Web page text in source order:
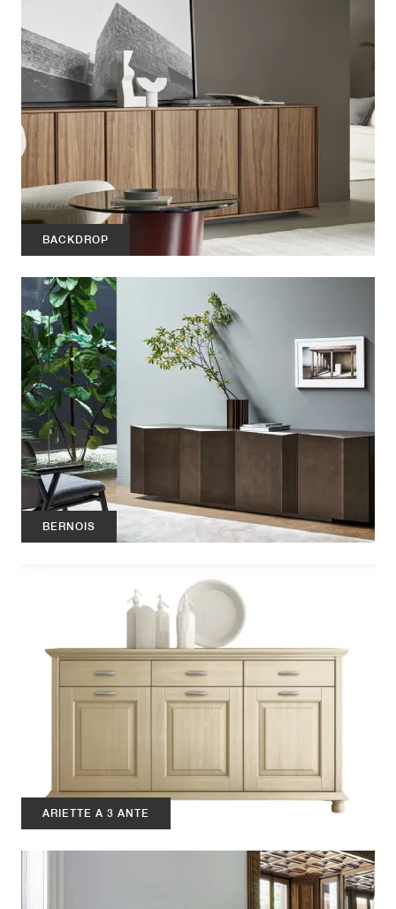
BACKDROP
BERNOIS
ARIETTE A 3 ANTE